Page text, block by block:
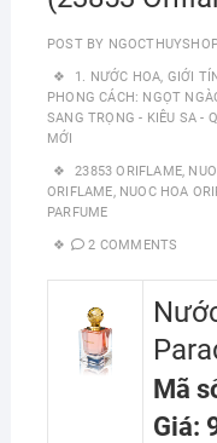
POST BY
1. NƯỚC HOA, GIỚI
PHONG CÁCH: NGỌT
SANG TRỌNG - KIÊU SA -
MỚI
23853 ORIFLAME,
ORIFLAME, NUOC HOA
PARFUME
2 COMMENTS
Mã
Giá: